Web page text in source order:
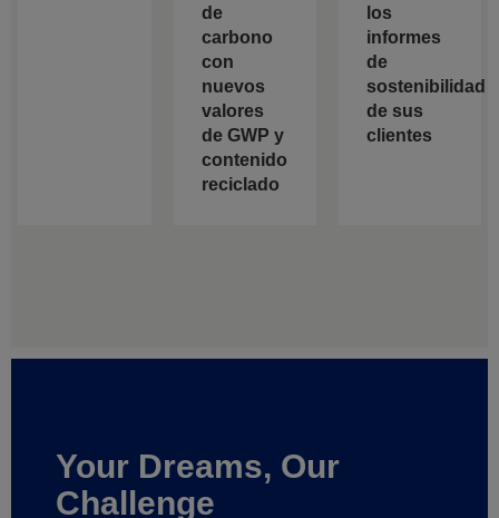
de
carbono
con
nuevos
valores
de GWP y
contenido
reciclado
los
informes
de
sostenibilidad
de sus
clientes
Your Dreams, Our
Challenge